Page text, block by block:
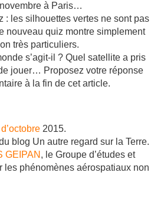
à Paris…
: les silhouettes vertes ne sont pas
nouveau quiz montre simplement
très particuliers.
s’agit-il ? Quel satellite a pris
jouer… Proposez votre réponse
à la fin de cet article.
2015.
blog Un autre regard sur la Terre.
GEIPAN , le Groupe d’études et
les phénomènes aérospatiaux non